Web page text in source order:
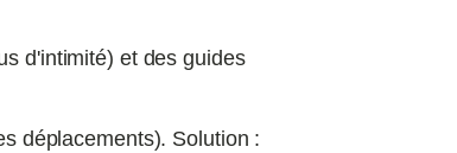
d'intimité) et des guides
déplacements). Solution :